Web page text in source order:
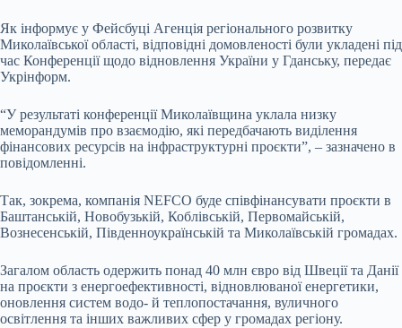
Як інформує у Фейсбуці Агенція регіонального розвитку
Миколаївської області, відповідні домовленості були укладені під
час Конференції щодо відновлення України у Гданську, передає
Укрінформ.
“Урезультаті конференції Миколаївщина уклала низку
меморандумів про взаємодію, які передбачають виділення
фінансових ресурсів на інфраструктурні проєкти”, – зазначено в
повідомленні.
Так, зокрема, компанія NEFCO буде співфінансувати проєкти в
Баштанській, Новобузькій, Коблівській, Первомайській,
Вознесенській, Південноукраїнській та Миколаївській громадах.
Загалом область одержить понад 40 млн євро від Швеції та Данії
на проєкти з енергоефективності, відновлюваної енергетики,
оновлення систем водо- й теплопостачання, вуличного
освітлення та інших важливих сфер у громадах регіону.